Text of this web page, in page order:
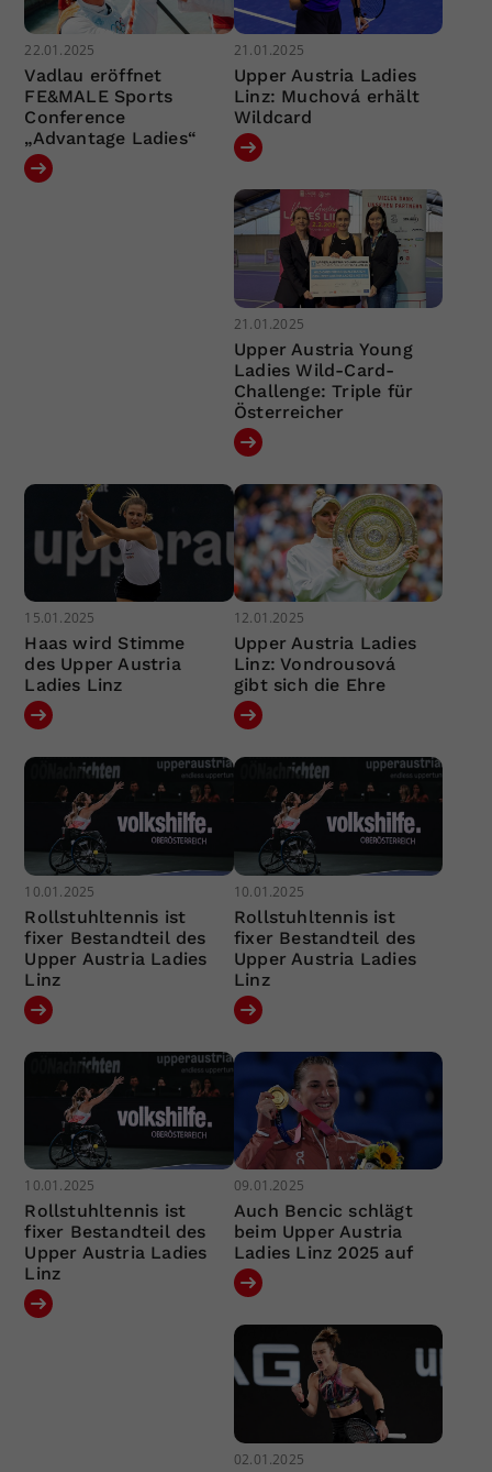
22.01.2025
Vadlau eröffnet
FE&MALE Sports
Conference
„Advantage Ladies“
21.01.2025
Upper Austria Ladies
Linz: Muchová erhält
Wildcard
21.01.2025
Upper Austria Young
Ladies Wild-Card-
Challenge: Triple für
Österreicher
15.01.2025
Haas wird Stimme
des Upper Austria
Ladies Linz
12.01.2025
Upper Austria Ladies
Linz: Vondrousová
gibt sich die Ehre
10.01.2025
Rollstuhltennis ist
fixer Bestandteil des
Upper Austria Ladies
Linz
10.01.2025
Rollstuhltennis ist
fixer Bestandteil des
Upper Austria Ladies
Linz
10.01.2025
Rollstuhltennis ist
fixer Bestandteil des
Upper Austria Ladies
Linz
09.01.2025
Auch Bencic schlägt
beim Upper Austria
Ladies Linz 2025 auf
02.01.2025